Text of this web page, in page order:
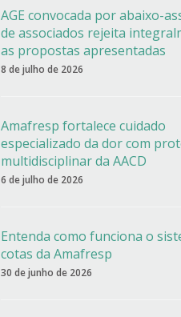
AGE convocada por abaixo-
de associados rejeita
as propostas apresentadas
8 de julho de 2026
Amafresp fortalece cuidado
especializado da dor com
multidisciplinar da AACD
6 de julho de 2026
Entenda como funciona o
cotas da Amafresp
30 de junho de 2026